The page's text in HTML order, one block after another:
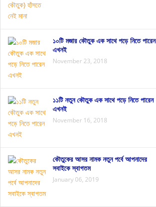
১০টি মজার কৌতুক এক সাথে পড়ে নিতে পারেন
এখনই
November 23, 2018
১১টি নতুন কৌতুক এক সাথে পড়ে নিতে পারেন
এখনই
November 16, 2018
কৌতুকের আসর নামক নতুন পর্বে আপনাদের
সবাইকে স্বাগতম
January 06, 2019